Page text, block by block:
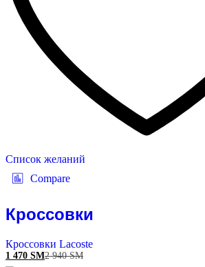
Список желаний
Compare
Кроссовки
Кроссовки Lacoste
1 470 ЅМ2 940ЅМ